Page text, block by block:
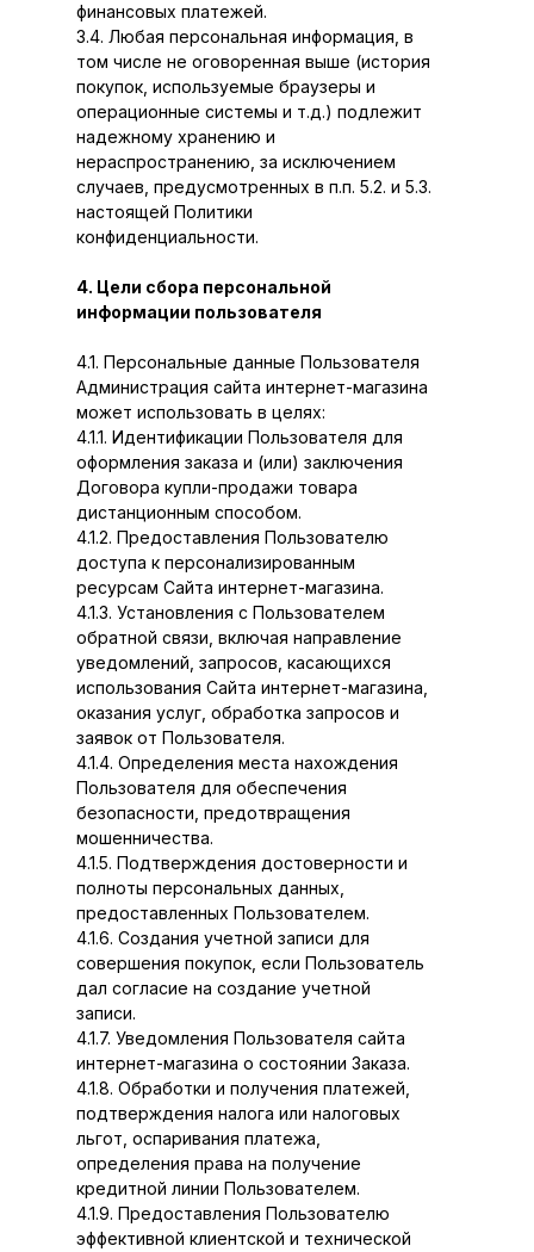
финансовых платежей.
3.4. Любая персональная информация, в
том числе не оговоренная выше (история
покупок, используемые браузеры и
операционные системы и т.д.) подлежит
надежному хранению и
нераспространению, за исключением
случаев, предусмотренных в п.п. 5.2. и 5.3.
настоящей Политики
конфиденциальности.
4. Цели сбора персональной
информации пользователя
4.1. Персональные данные Пользователя
Администрация сайта интернет-магазина
может использовать в целях:
4.1.1. Идентификации Пользователя для
оформления заказа и (или) заключения
Договора купли-продажи товара
дистанционным способом.
4.1.2. Предоставления Пользователю
доступа к персонализированным
ресурсам Сайта интернет-магазина.
4.1.3. Установления с Пользователем
обратной связи, включая направление
уведомлений, запросов, касающихся
использования Сайта интернет-магазина,
оказания услуг, обработка запросов и
заявок от Пользователя.
4.1.4. Определения места нахождения
Пользователя для обеспечения
безопасности, предотвращения
мошенничества.
4.1.5. Подтверждения достоверности и
полноты персональных данных,
предоставленных Пользователем.
4.1.6. Создания учетной записи для
совершения покупок, если Пользователь
дал согласие на создание учетной
записи.
4.1.7. Уведомления Пользователя сайта
интернет-магазина о состоянии Заказа.
4.1.8. Обработки и получения платежей,
подтверждения налога или налоговых
льгот, оспаривания платежа,
определения права на получение
кредитной линии Пользователем.
4.1.9. Предоставления Пользователю
эффективной клиентской и технической